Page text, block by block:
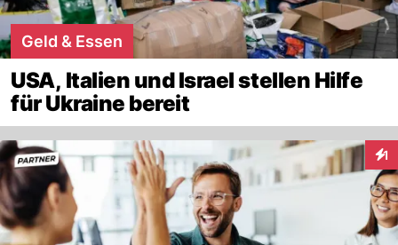
Geld & Essen
USA, Italien und Israel stellen Hilfe
für Ukraine bereit
1